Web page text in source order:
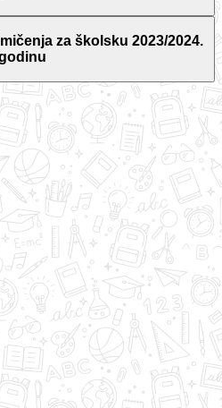
za školsku 2023/2024.